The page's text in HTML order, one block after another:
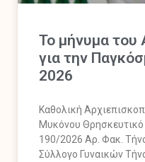
Το μήνυμα του
για την
2026
Καθολική
Μυκόνου
190/2026 Αρ. Φακ.
Σύλλογο Γυναικών